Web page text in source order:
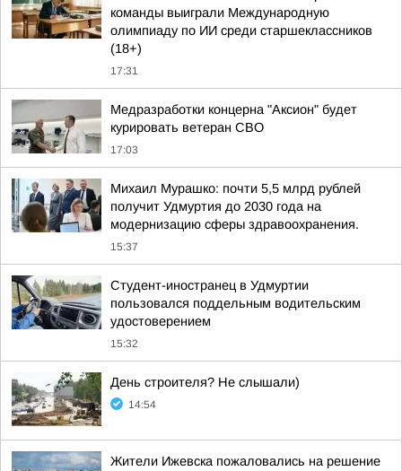
команды выиграли Международную
олимпиаду по ИИ среди старшеклассников
(18+)
17:31
Медразработки концерна "Аксион" будет
курировать ветеран СВО
17:03
Михаил Мурашко: почти 5,5 млрд рублей
получит Удмуртия до 2030 года на
модернизацию сферы здравоохранения.
15:37
Студент-иностранец в Удмуртии
пользовался поддельным водительским
удостоверением
15:32
День строителя? Не слышали)
14:54
Жители Ижевска пожаловались на решение